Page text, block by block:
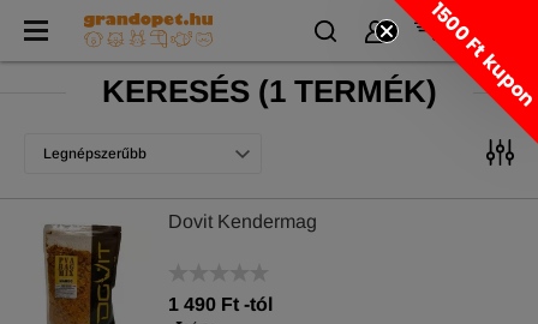
KERESÉS(1 TERMÉK)
Legnépszerűbb
Dovit Kendermag
1 490 Ft -tól
1500 Ft